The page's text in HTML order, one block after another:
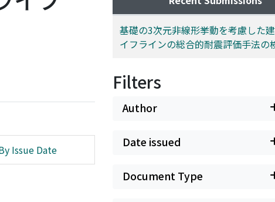
Issue Date
基礎の3次元非線形挙動を考慮した
イフラインの総合的耐震評価手法の
Filters
Author
Date issued
Document Type